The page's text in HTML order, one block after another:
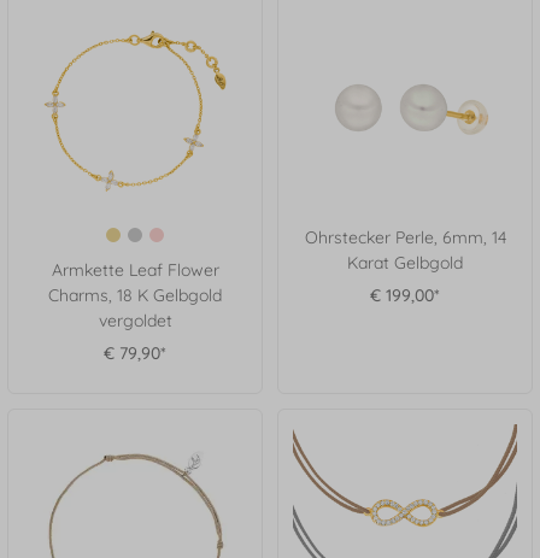
Armkette Leaf Flower
Charms, 18 K Gelbgold
vergoldet
€ 79,90*
Ohrstecker Perle, 6mm, 14
Karat Gelbgold
€ 199,00*